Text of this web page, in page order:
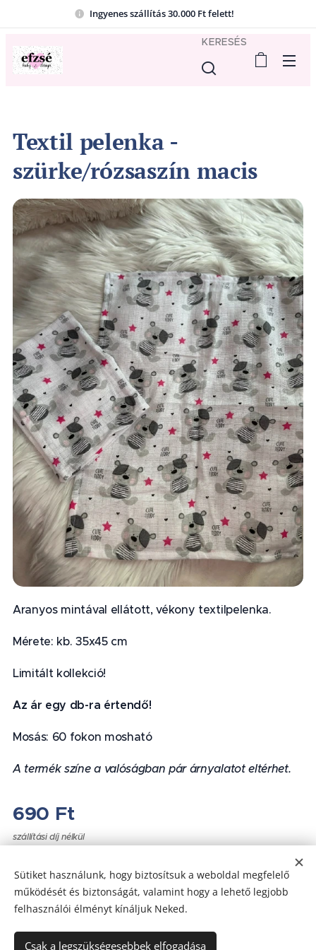
Ingyenes szállítás 30.000 Ft felett!
KERESÉS
Textil pelenka -
szürke/rózsaszín macis
Aranyos mintával ellátott, vékony textilpelenka.
Mérete: kb. 35x45 cm
Limitált kollekció!
Az ár egy db-ra értendő!
Mosás: 60 fokon mosható
A termék színe a valóságban pár árnyalatot eltérhet.
690 Ft
szállítási díj nélkül
Az oldalt aWebnodeműködteti
Sütiket használunk, hogy biztosítsuk a weboldal megfelelő
működését és biztonságát, valamint hogy a lehető legjobb
felhasználói élményt kínáljuk Neked.
Csak a legszükségesebbek elfogadása